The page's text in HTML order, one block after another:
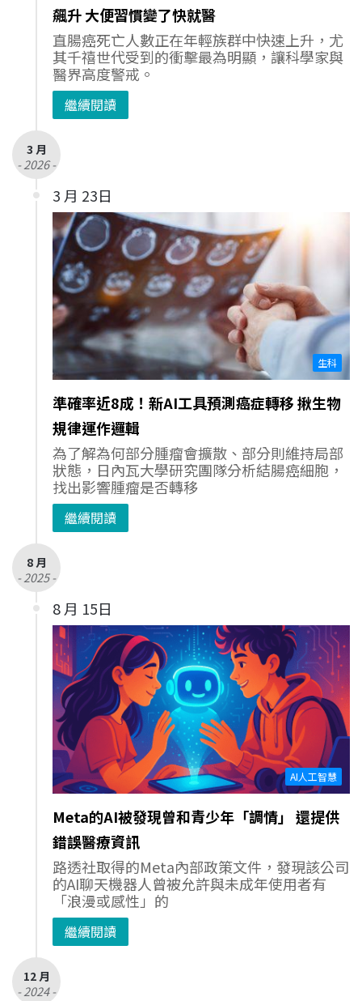
飆升 大便習慣變了快就醫
直腸癌死亡人數正在年輕族群中快速上升，尤
其千禧世代受到的衝擊最為明顯，讓科學家與
醫界高度警戒。
繼續閱讀
3 月
- 2026 -
3 月 23日
生科
準確率近8成！新AI工具預測癌症轉移 揪生物
規律運作邏輯
為了解為何部分腫瘤會擴散、部分則維持局部
狀態，日內瓦大學研究團隊分析結腸癌細胞，
找出影響腫瘤是否轉移
繼續閱讀
8 月
- 2025 -
8 月 15日
AI人工智慧
Meta的AI被發現曾和青少年「調情」 還提供
錯誤醫療資訊
路透社取得的Meta內部政策文件，發現該公司
的AI聊天機器人曾被允許與未成年使用者有
「浪漫或感性」的
繼續閱讀
12 月
- 2024 -